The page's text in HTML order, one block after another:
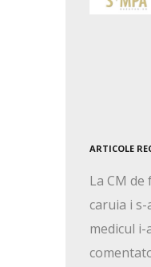
ARTICOLE
La CM
caruia i s-
medicul i-